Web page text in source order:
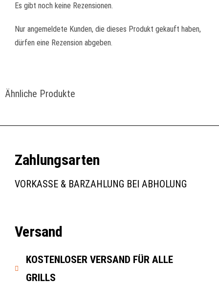
Es gibt noch keine Rezensionen.
Nur angemeldete Kunden, die dieses Produkt gekauft haben,
dürfen eine Rezension abgeben.
Ähnliche Produkte
Zahlungsarten
VORKASSE & BARZAHLUNG BEI ABHOLUNG
Versand
KOSTENLOSER VERSAND FÜR ALLE
GRILLS